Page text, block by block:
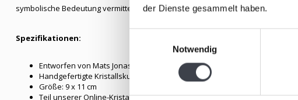
der Dienste gesammelt haben.
Notwendig
symbolische Bedeutung vermittelt.
Spezifikationen:
Entworfen von Mats Jonasson
Handgefertigte Kristallskulptur eines Stiefmütterchens
Größe: 9 x 11 cm
Teil unserer Online-Kristallkollektion